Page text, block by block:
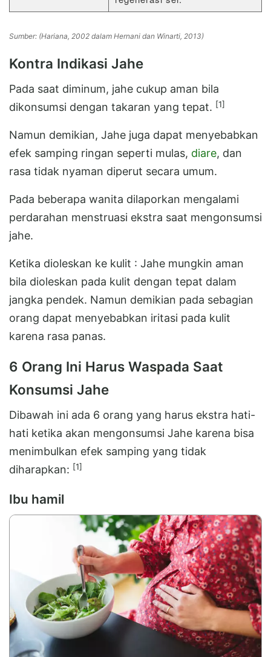
Sumber: (Hariana, 2002 dalam Hernani dan Winarti, 2013)
Kontra Indikasi Jahe
Pada saat diminum, jahe cukup aman bila
dikonsumsi dengan takaran yang tepat. [1]
Namun demikian, Jahe juga dapat menyebabkan
efek samping ringan seperti mulas, diare, dan
rasa tidak nyaman diperut secara umum.
Pada beberapa wanita dilaporkan mengalami
perdarahan menstruasi ekstra saat mengonsumsi
jahe.
Ketika dioleskan ke kulit : Jahe mungkin aman
bila dioleskan pada kulit dengan tepat dalam
jangka pendek. Namun demikian pada sebagian
orang dapat menyebabkan iritasi pada kulit
karena rasa panas.
6 Orang Ini Harus Waspada Saat
Konsumsi Jahe
Dibawah ini ada 6 orang yang harus ekstra hati-
hati ketika akan mengonsumsi Jahe karena bisa
menimbulkan efek samping yang tidak
diharapkan: [1]
Ibu hamil